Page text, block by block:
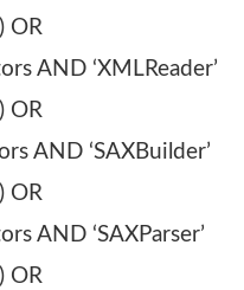
OR
AND ‘XMLReader’
OR
AND ‘SAXBuilder’
OR
AND ‘SAXParser’
OR